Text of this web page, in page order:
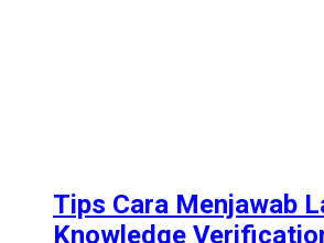
Tips Cara Menjawab
Knowledge